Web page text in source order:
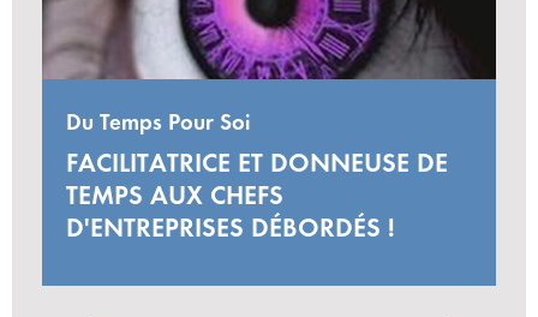
Du Temps Pour Soi
FACILITATRICE ET DONNEUSE DE
TEMPS AUX CHEFS
D'ENTREPRISES DÉBORDÉS !